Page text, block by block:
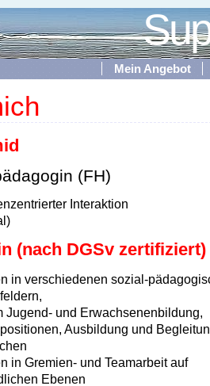
Mein Angebot
(FH)
Interaktion
(nach DGSv zertifiziert)
in verschiedenen sozial-
Jugend- und Erwachsenenbildung,
Ausbildung und
in Gremien- und Teamarbeit auf
Ebenen